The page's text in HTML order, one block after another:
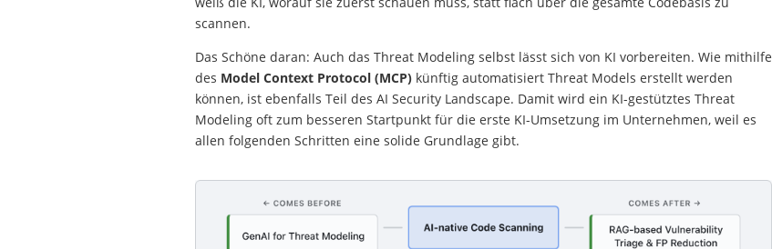
scannen.
Das Schöne daran: Auch das Threat Modeling selbst lässt sich von KI vorbereiten. Wie mithilfe
des Model Context Protocol (MCP)künftig automatisiert Threat Models erstellt werden
können, ist ebenfalls Teil des AI Security Landscape. Damit wird ein KI-gestütztes Threat
Modeling oft zum besseren Startpunkt für die erste KI-Umsetzung im Unternehmen, weil es
allen folgenden Schritten eine solide Grundlage gibt.